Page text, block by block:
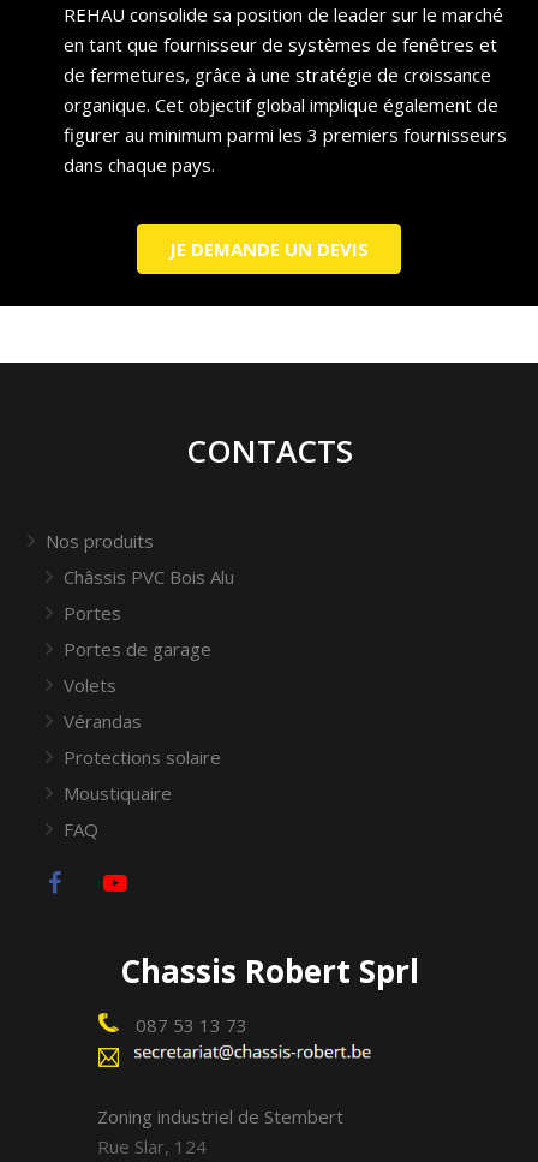
REHAU consolide sa position de leader sur le marché
en tant que fournisseur de systèmes de fenêtres et
de fermetures, grâce à une stratégie de croissance
organique. Cet objectif global implique également de
figurer au minimum parmi les 3 premiers fournisseurs
dans chaque pays.
JE DEMANDE UN DEVIS
CONTACTS
Nos produits
Châssis PVC Bois Alu
Portes
Portes de garage
Volets
Vérandas
Protections solaire
Moustiquaire
FAQ
Chassis Robert Sprl
087 53 13 73
Zoning industriel de Stembert
Rue Slar, 124